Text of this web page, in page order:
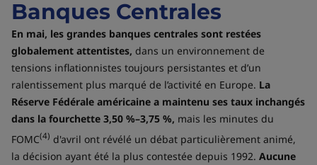
Banques Centrales
En mai, les grandes banques centrales sont restées
globalement attentistes, dans un environnement de
tensions inflationnistes toujours persistantes et d’un
ralentissement plus marqué de l’activité en Europe. La
Réserve Fédérale américaine a maintenu ses taux inchangés
dans la fourchette 3,50 %–3,75 %, mais les minutes du
FOMC(4) d'avril ont révélé un débat particulièrement animé,
la décision ayant été la plus contestée depuis 1992. Aucune